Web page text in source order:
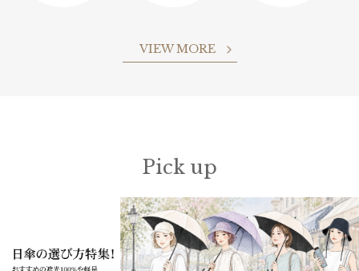
VIEW MORE
Pick up